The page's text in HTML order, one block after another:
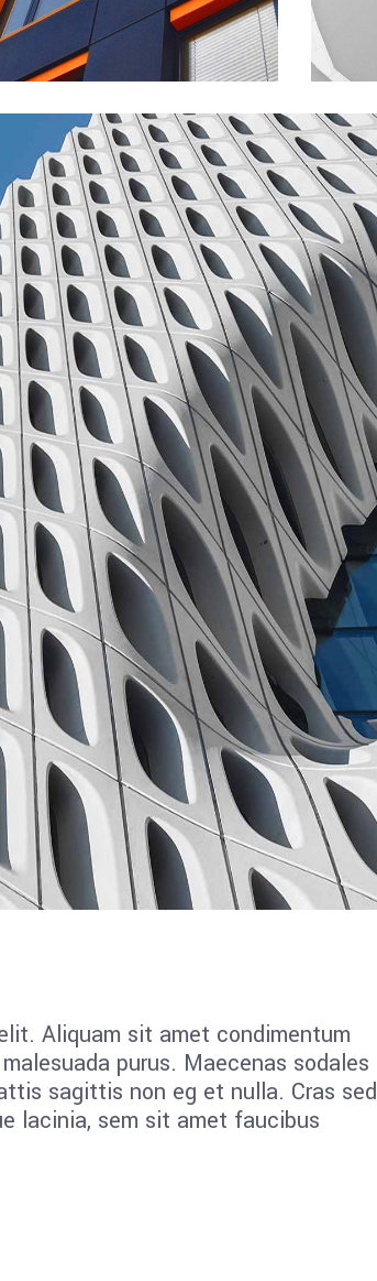
Aliquam sit amet condimentum
purus. Maecenas sodales
sagittis non eg et nulla. Cras sed
lacinia, sem sit amet faucibus